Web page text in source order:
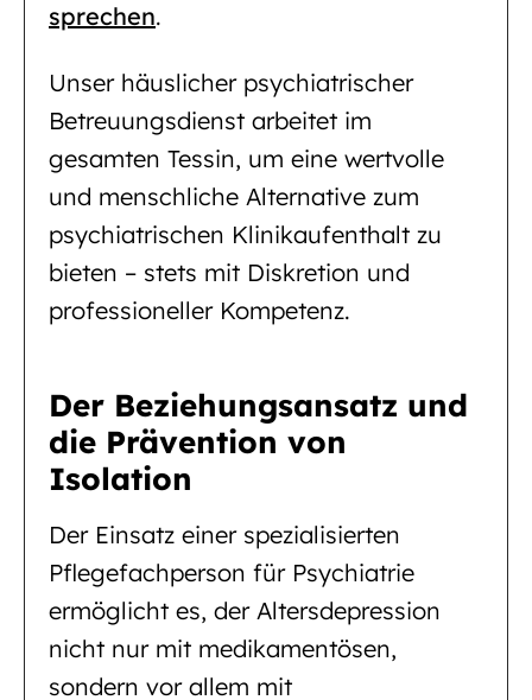
sprechen.
Unser häuslicher psychiatrischer
Betreuungsdienst arbeitet im
gesamten Tessin, um eine wertvolle
und menschliche Alternative zum
psychiatrischen Klinikaufenthalt zu
bieten – stets mit Diskretion und
professioneller Kompetenz.
Der Beziehungsansatz und
die Prävention von
Isolation
Der Einsatz einer spezialisierten
Pflegefachperson für Psychiatrie
ermöglicht es, der Altersdepression
nicht nur mit medikamentösen,
sondern vor allem mit